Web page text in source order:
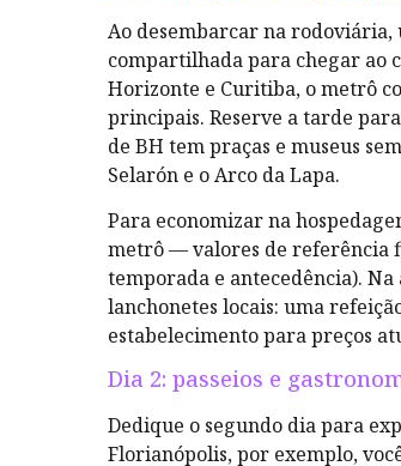
Ao desembarcar na
compartilhada para chegar ao
Horizonte e Curitiba, o metrô
principais. Reserve a tarde
de BH tem praças e museus sem
Selarón e o Arco da Lapa.
Para economizar na
metrô — valores de referência
temporada e antecedência).
lanchonetes locais: uma
estabelecimento para preços
Dia 2: passeios e
Dedique o segundo dia para
Florianópolis, por exemplo,